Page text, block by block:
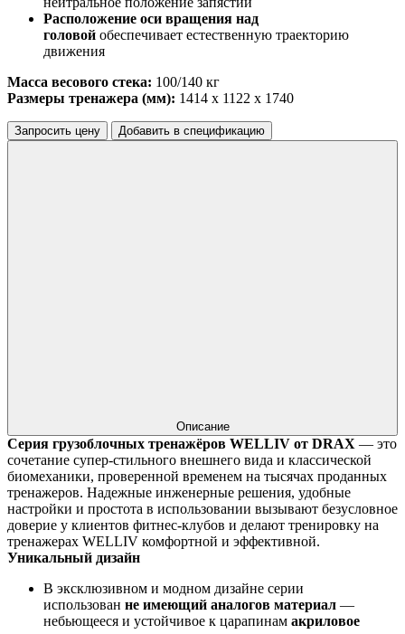
Расположение оси вращения над
головой обеспечивает естественную траекторию
движения
Масса весового стека: 100/140 кг
Размеры тренажера (мм): 1414 x 1122 x 1740
Запросить цену Добавить в спецификацию
Описание
Серия грузоблочных тренажёров WELLIV от DRAX — это
сочетание супер-стильного внешнего вида и классической
биомеханики, проверенной временем на тысячах проданных
тренажеров. Надежные инженерные решения, удобные
настройки и простота в использовании вызывают безусловное
доверие у клиентов фитнес-клубов и делают тренировку на
тренажерах WELLIV комфортной и эффективной.
Уникальный дизайн
В эксклюзивном и модном дизайне серии
использован не имеющий аналогов материал —
небьющееся и устойчивое к царапинам акриловое